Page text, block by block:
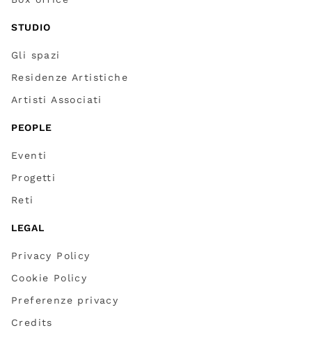
STUDIO
Gli spazi
Residenze Artistiche
Artisti Associati
PEOPLE
Eventi
Progetti
Reti
LEGAL
Privacy Policy
Cookie Policy
Preferenze privacy
Credits